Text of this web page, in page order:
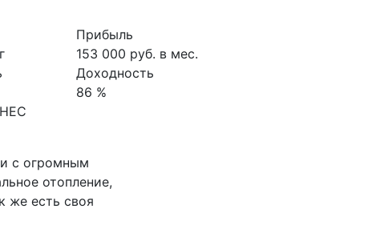
Прибыль
153 000 руб. в мес.
Доходность
86 %
с огромным
отопление,
же есть своя